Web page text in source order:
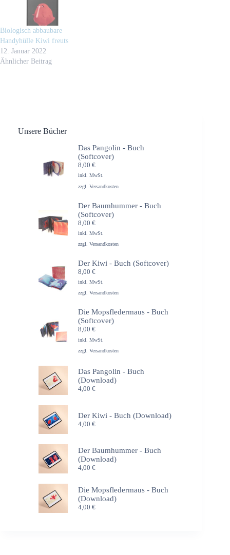
Biologisch abbaubare
Handyhülle Kiwi freuts
12. Januar 2022
Ähnlicher Beitrag
Unsere Bücher
Das Pangolin - Buch
(Softcover)
8,00 €
inkl. MwSt.
zzgl. Versandkosten
Der Baumhummer - Buch
(Softcover)
8,00 €
inkl. MwSt.
zzgl. Versandkosten
Der Kiwi - Buch (Softcover)
8,00 €
inkl. MwSt.
zzgl. Versandkosten
Die Mopsfledermaus - Buch
(Softcover)
8,00 €
inkl. MwSt.
zzgl. Versandkosten
Das Pangolin - Buch
(Download)
4,00 €
Der Kiwi - Buch (Download)
4,00 €
Der Baumhummer - Buch
(Download)
4,00 €
Die Mopsfledermaus - Buch
(Download)
4,00 €